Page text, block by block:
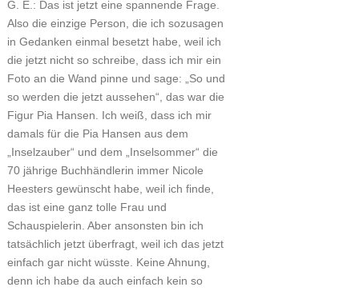
G. E.: Das ist jetzt eine spannende Frage.
Also die einzige Person, die ich sozusagen
in Gedanken einmal besetzt habe, weil ich
die jetzt nicht so schreibe, dass ich mir ein
Foto an die Wand pinne und sage: „So und
so werden die jetzt aussehen“, das war die
Figur Pia Hansen. Ich weiß, dass ich mir
damals für die Pia Hansen aus dem
„Inselzauber“ und dem „Inselsommer“ die
70 jährige Buchhändlerin immer Nicole
Heesters gewünscht habe, weil ich finde,
das ist eine ganz tolle Frau und
Schauspielerin. Aber ansonsten bin ich
tatsächlich jetzt überfragt, weil ich das jetzt
einfach gar nicht wüsste. Keine Ahnung,
denn ich habe da auch einfach kein so